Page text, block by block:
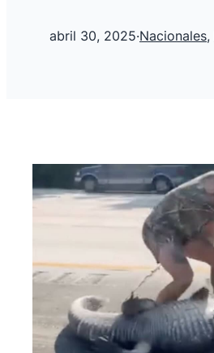
abril 30, 2025·Nacionales,